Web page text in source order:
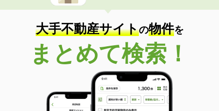
大手不動産サイトの物件を
まとめて検索！